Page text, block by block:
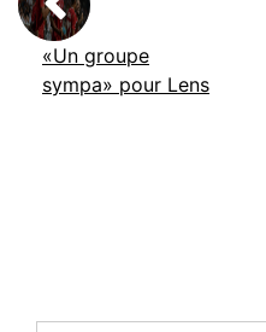
«Un groupe
sympa» pour Lens